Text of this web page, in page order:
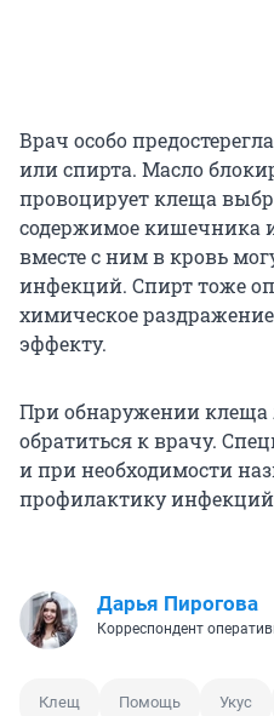
Врач особо
или спирта. Масло
провоцирует клеща
содержимое кишечника
вместе с ним в кровь
инфекций. Спирт тоже
химическое
эффекту.
При обнаружении клеща
обратиться к врачу.
и при необходимости
профилактику
Дарья Пирогова
Корреспондент
Клещ Помощь Укус